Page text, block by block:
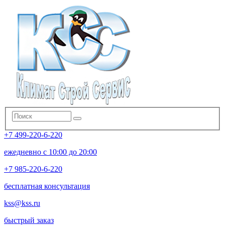
+7 499-220-6-220
ежедневно с 10:00 до 20:00
+7 985-220-6-220
бесплатная консультация
kss@kss.ru
быстрый заказ